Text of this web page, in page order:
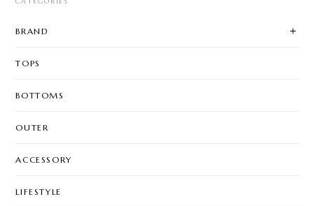
BRAND
TOPS
BOTTOMS
OUTER
ACCESSORY
LIFESTYLE